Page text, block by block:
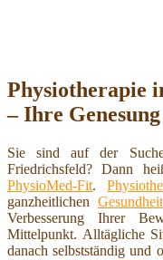
Physiotherapie
– Ihre
Sie sind auf der
Friedrichsfeld? Dann
PhysioMed-Fit.
ganzheitlichen Gesundheit
Verbesserung Ihrer
Mittelpunkt. Alltägliche
danach selbstständig und